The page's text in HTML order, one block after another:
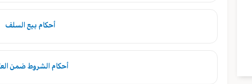
أحكام بيع السلف
أحكام الشروط ضمن